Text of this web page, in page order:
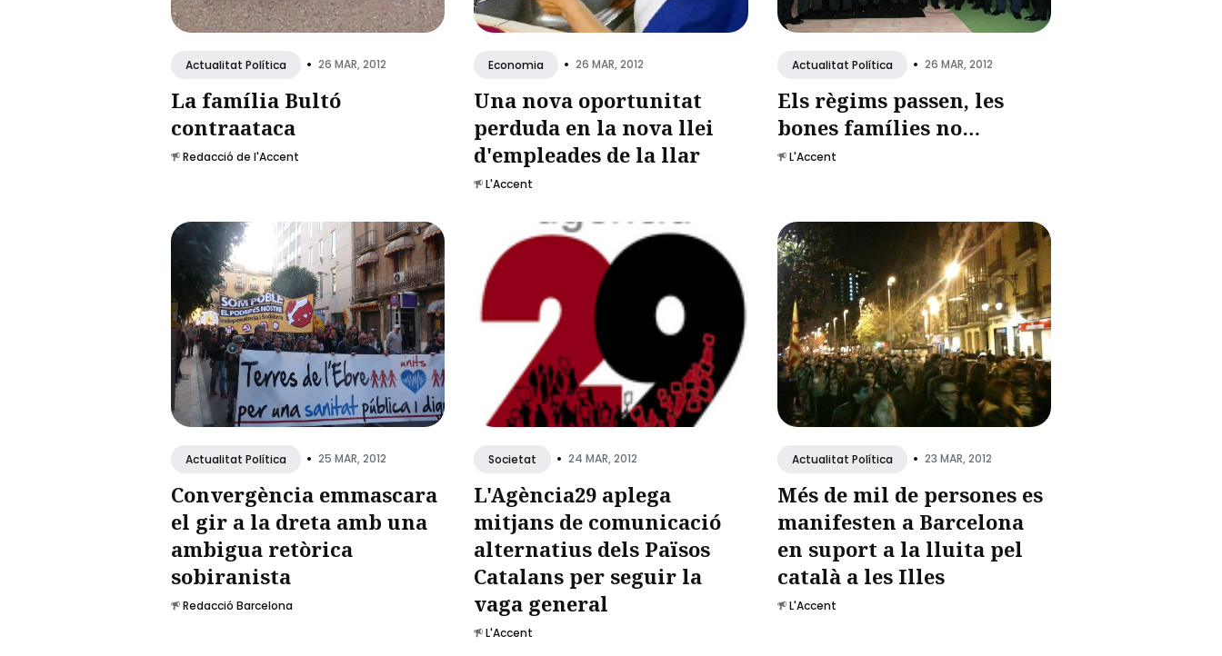
Actualitat Política • 26 MAR, 2012
La família Bultó
contraataca
Redacció de l'Accent
Economia • 26 MAR, 2012
Una nova oportunitat
perduda en la nova llei
d'empleades de la llar
L'Accent
Actualitat Política • 26 MAR, 2012
Els règims passen, les
bones famílies no…
L'Accent
Actualitat Política • 25 MAR, 2012
Convergència emmascara
el gir a la dreta amb una
ambigua retòrica
sobiranista
Redacció Barcelona
Societat • 24 MAR, 2012
L'Agència29 aplega
mitjans de comunicació
alternatius dels Països
Catalans per seguir la
vaga general
L'Accent
Actualitat Política • 23 MAR, 2012
Més de mil de persones es
manifesten a Barcelona
en suport a la lluita pel
català a les Illes
L'Accent